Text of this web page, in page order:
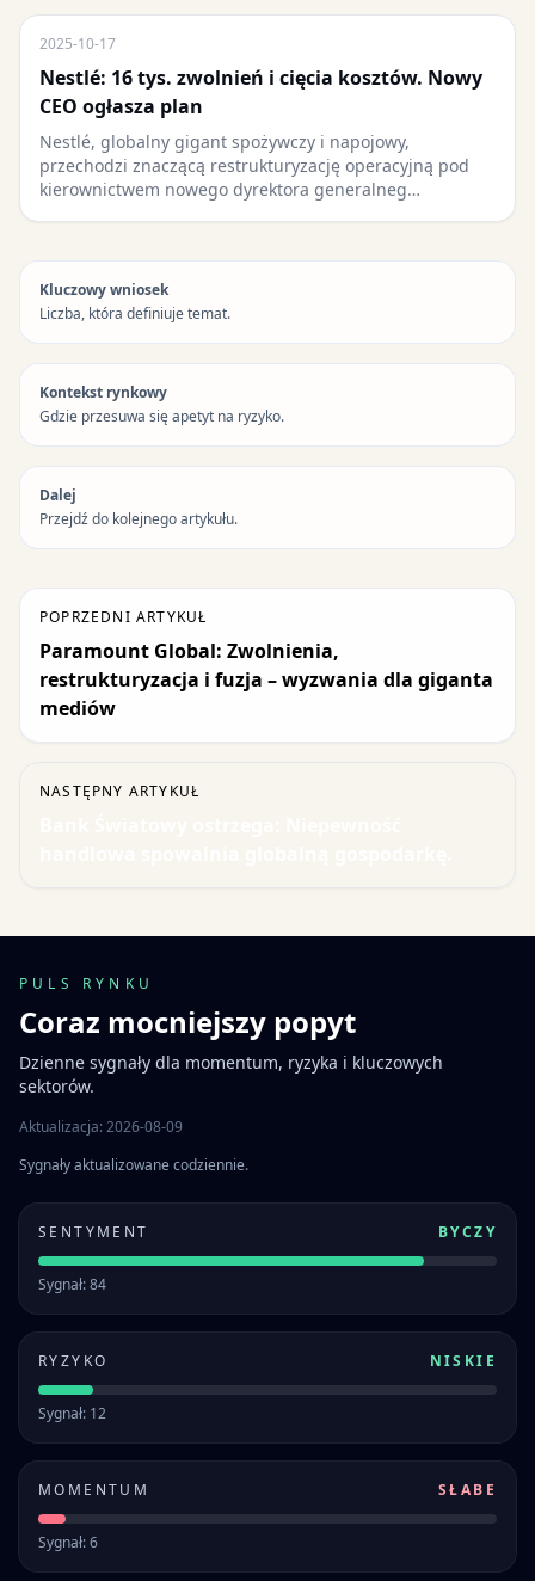
2025-10-17
Nestlé: 16 tys. zwolnień i cięcia kosztów. Nowy
CEO ogłasza plan
Nestlé, globalny gigant spożywczy i napojowy,
przechodzi znaczącą restrukturyzację operacyjną pod
kierownictwem nowego dyrektora generalneg…
Kluczowy wniosek
Liczba, która definiuje temat.
Kontekst rynkowy
Gdzie przesuwa się apetyt na ryzyko.
Dalej
Przejdź do kolejnego artykułu.
POPRZEDNI ARTYKUŁ
Paramount Global: Zwolnienia,
restrukturyzacja i fuzja – wyzwania dla giganta
mediów
NASTĘPNY ARTYKUŁ
PULS RYNKU
Coraz mocniejszy popyt
Dzienne sygnały dla momentum, ryzyka i kluczowych
sektorów.
Aktualizacja: 2026-08-09
Sygnały aktualizowane codziennie.
SENTYMENT BYCZY
Sygnał: 84
RYZYKO NISKIE
Sygnał: 12
MOMENTUM SŁABE
Sygnał: 6